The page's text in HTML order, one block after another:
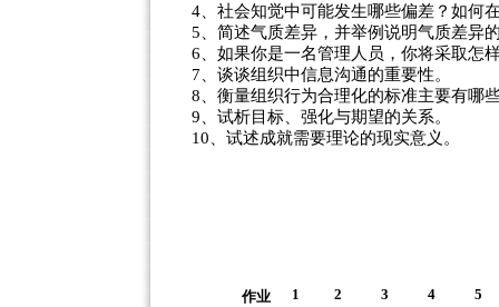
4、社会知觉中可能发生哪些偏差？如何
5、简述气质差异，并举例说明气质差异
6、如果你是一名管理人员，你将采取怎
7、谈谈组织中信息沟通的重要性。
8、衡量组织行为合理化的标准主要有哪
9、试析目标、强化与期望的关系。
10、试述成就需要理论的现实意义。
作业
1 2 3 4
5